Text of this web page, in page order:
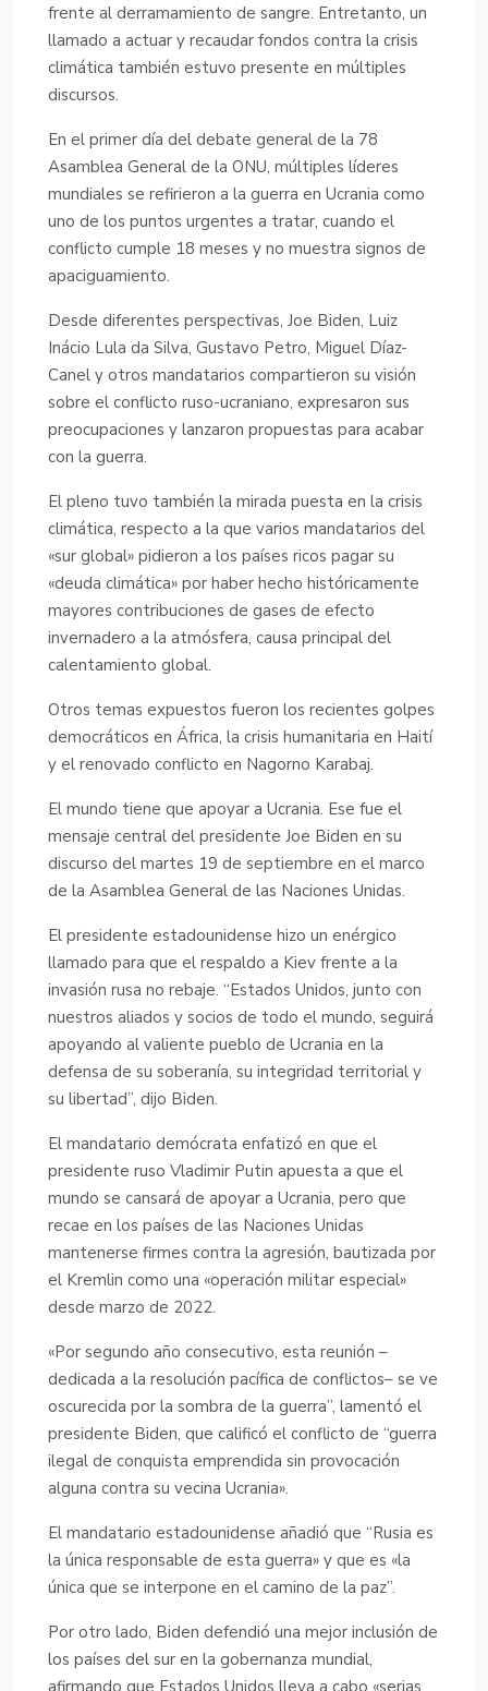
frente al derramamiento de sangre. Entretanto, un
llamado a actuar y recaudar fondos contra la crisis
climática también estuvo presente en múltiples
discursos.
En el primer día del debate general de la 78
Asamblea General de la ONU, múltiples líderes
mundiales se refirieron a la guerra en Ucrania como
uno de los puntos urgentes a tratar, cuando el
conflicto cumple 18 meses y no muestra signos de
apaciguamiento.
Desde diferentes perspectivas, Joe Biden, Luiz
Inácio Lula da Silva, Gustavo Petro, Miguel Díaz-
Canel y otros mandatarios compartieron su visión
sobre el conflicto ruso-ucraniano, expresaron sus
preocupaciones y lanzaron propuestas para acabar
con la guerra.
El pleno tuvo también la mirada puesta en la crisis
climática, respecto a la que varios mandatarios del
«sur global» pidieron a los países ricos pagar su
«deuda climática» por haber hecho históricamente
mayores contribuciones de gases de efecto
invernadero a la atmósfera, causa principal del
calentamiento global.
Otros temas expuestos fueron los recientes golpes
democráticos en África, la crisis humanitaria en Haití
y el renovado conflicto en Nagorno Karabaj.
El mundo tiene que apoyar a Ucrania. Ese fue el
mensaje central del presidente Joe Biden en su
discurso del martes 19 de septiembre en el marco
de la Asamblea General de las Naciones Unidas.
El presidente estadounidense hizo un enérgico
llamado para que el respaldo a Kiev frente a la
invasión rusa no rebaje. “Estados Unidos, junto con
nuestros aliados y socios de todo el mundo, seguirá
apoyando al valiente pueblo de Ucrania en la
defensa de su soberanía, su integridad territorial y
su libertad”, dijo Biden.
El mandatario demócrata enfatizó en que el
presidente ruso Vladimir Putin apuesta a que el
mundo se cansará de apoyar a Ucrania, pero que
recae en los países de las Naciones Unidas
mantenerse firmes contra la agresión, bautizada por
el Kremlin como una «operación militar especial»
desde marzo de 2022.
«Por segundo año consecutivo, esta reunión –
dedicada a la resolución pacífica de conflictos– se ve
oscurecida por la sombra de la guerra”, lamentó el
presidente Biden, que calificó el conflicto de “guerra
ilegal de conquista emprendida sin provocación
alguna contra su vecina Ucrania».
El mandatario estadounidense añadió que “Rusia es
la única responsable de esta guerra» y que es «la
única que se interpone en el camino de la paz”.
Por otro lado, Biden defendió una mejor inclusión de
los países del sur en la gobernanza mundial,